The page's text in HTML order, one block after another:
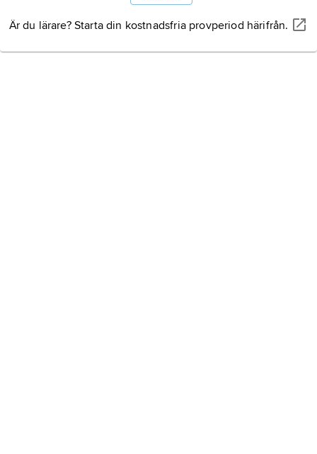
Är du lärare? Starta din kostnadsfria provperiod härifrån.